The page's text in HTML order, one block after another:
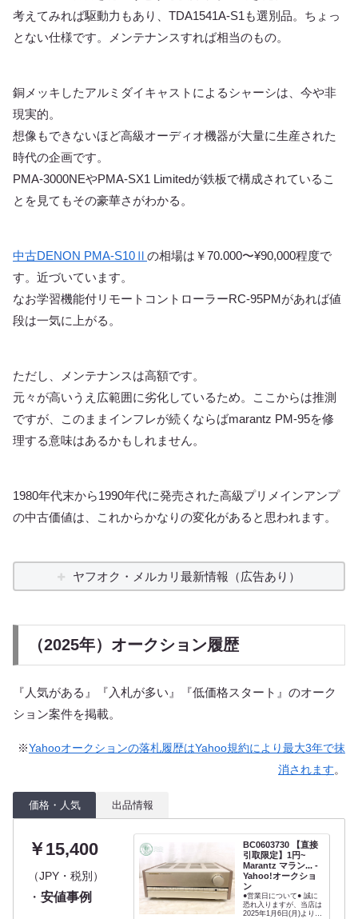
考えてみれば駆動力もあり、TDA1541A-S1も選別品。ちょっ
とない仕様です。メンテナンスすれば相当のもの。
銅メッキしたアルミダイキャストによるシャーシは、今や非
現実的。
想像もできないほど高級オーディオ機器が大量に生産された
時代の企画です。
PMA-3000NEやPMA-SX1 Limitedが鉄板で構成されているこ
とを見てもその豪華さがわかる。
中古DENON PMA-S10Ⅱ の相場は￥70.000〜¥90,000程度で
す。近づいています。
なお学習機能付リモートコントローラーRC-95PMがあれば値
段は一気に上がる。
ただし、メンテナンスは高額です。
元々が高いうえ広範囲に劣化しているため。ここからは推測
ですが、このままインフレが続くならばmarantz PM-95を修
理する意味はあるかもしれません。
1980年代末から1990年代に発売された高級プリメインアンプ
の中古価値は、これからかなりの変化があると思われます。
ヤフオク・メルカリ最新情報（広告あり）
（2025年）オークション履歴
『人気がある』『入札が多い』『低価格スタート』のオーク
ション案件を掲載。
※Yahooオークションの落札履歴はYahoo規約により最大3年で抹
消されます。
価格・人気 出品情報
￥15,400
（JPY・税別）
・ 安値事例
BC0603730 【直接
引取限定】1円~
Marantz マラン... -
Yahoo!オークショ
ン
●営業日について● 誠に
恐れ入りますが、当店は
2025年1月6日(月)より、